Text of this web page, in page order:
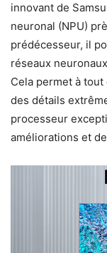
innovant de
neuronal (NPU)
prédécesseur, il
réseaux
Cela permet à tout
des détails
processeur
améliorations et